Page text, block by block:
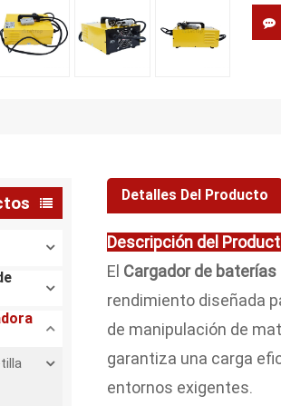
Detalles Del Producto
Descripción del
El Cargador de
rendimiento diseñada
de manipulación de
garantiza una carga
entornos exigentes.